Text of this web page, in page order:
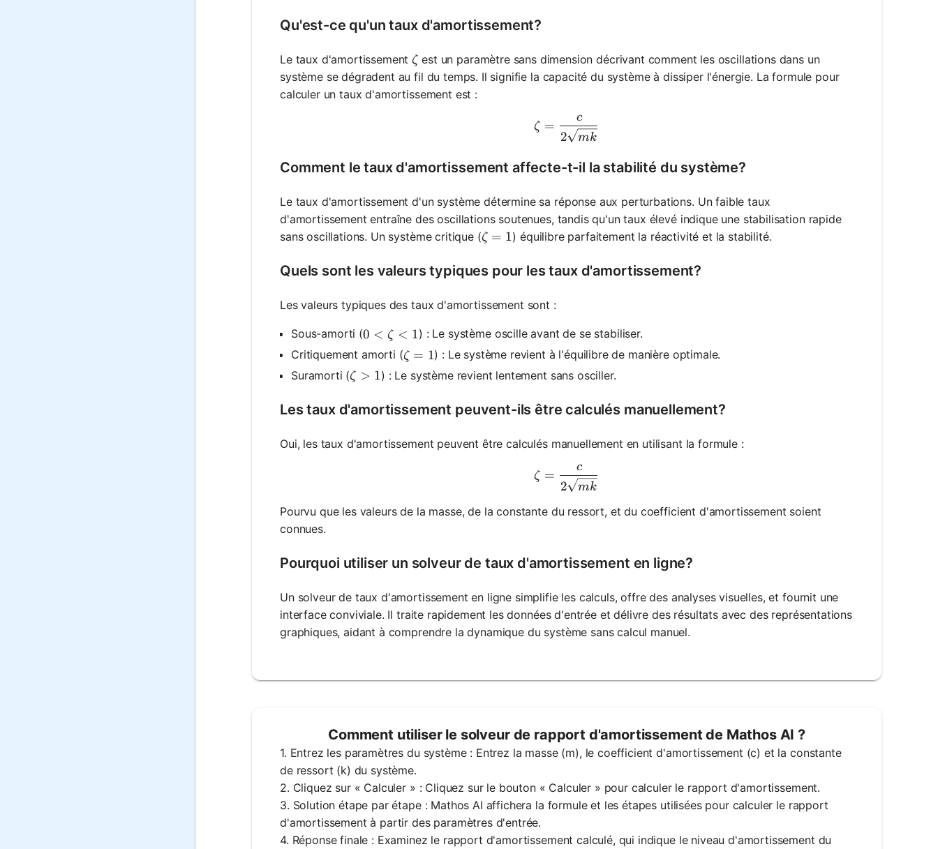
Qu'est-ce qu'un taux d'amortissement?
Le taux d'amortissement\zeta
ζ est un paramètre sans dimension décrivant comment les oscillations dans un
système se dégradent au fil du temps. Il signifie la capacité du système à dissiper l'énergie. La formule pour
calculer un taux d'amortissement est :
\zeta = \frac{c}{2 \sqrt{m k}}
ζ =
2 mk
c
Comment le taux d'amortissement affecte-t-il la stabilité du système?
Le taux d'amortissement d'un système détermine sa réponse aux perturbations. Un faible taux
d'amortissement entraîne des oscillations soutenues, tandis qu'un taux élevé indique une stabilisation rapide
sans oscillations. Un système critique (\zeta = 1
ζ = 1) équilibre parfaitement la réactivité et la stabilité.
Quels sont les valeurs typiques pour les taux d'amortissement?
Les valeurs typiques des taux d'amortissement sont :
Sous-amorti (0 < \zeta < 1
0 < ζ < 1) : Le système oscille avant de se stabiliser.
Critiquement amorti (\zeta = 1
ζ = 1) : Le système revient à l'équilibre de manière optimale.
Suramorti (\zeta > 1
ζ > 1) : Le système revient lentement sans osciller.
Les taux d'amortissement peuvent-ils être calculés manuellement?
Oui, les taux d'amortissement peuvent être calculés manuellement en utilisant la formule :
\zeta = \frac{c}{2 \sqrt{m k}}
ζ =
2 mk
c
Pourvu que les valeurs de la masse, de la constante du ressort, et du coefficient d'amortissement soient
connues.
Pourquoi utiliser un solveur de taux d'amortissement en ligne?
Un solveur de taux d'amortissement en ligne simplifie les calculs, offre des analyses visuelles, et fournit une
interface conviviale. Il traite rapidement les données d'entrée et délivre des résultats avec des représentations
graphiques, aidant à comprendre la dynamique du système sans calcul manuel.
Comment utiliser le solveur de rapport d'amortissement de Mathos AI ?
1. Entrez les paramètres du système : Entrez la masse (m), le coefficient d'amortissement (c) et la constante
de ressort (k) du système.
2. Cliquez sur « Calculer » : Cliquez sur le bouton « Calculer » pour calculer le rapport d'amortissement.
3. Solution étape par étape : Mathos AI affichera la formule et les étapes utilisées pour calculer le rapport
d'amortissement à partir des paramètres d'entrée.
4. Réponse finale : Examinez le rapport d'amortissement calculé, qui indique le niveau d'amortissement du